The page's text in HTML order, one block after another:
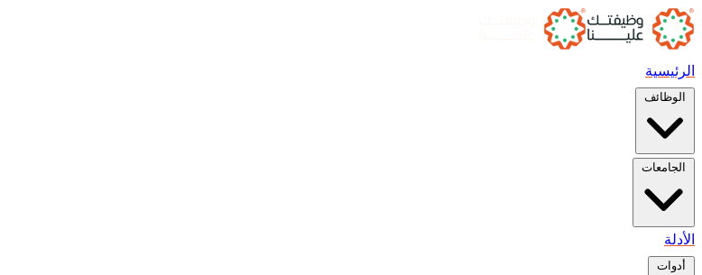
الرئيسية
الوظائف
الجامعات
الأدلة
أدوات